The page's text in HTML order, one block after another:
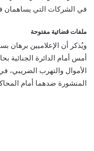
في الشركات التي يساهمان
ملفات قضائية مفتوحة
ويُذكر أن الإعلاميين برهان
أمس أمام الدائرة الجنائية
الأموال والتهرب الضريبي،
المنشورة ضدهما أمام